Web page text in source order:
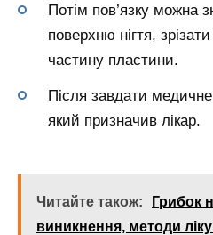
Потім пов’язку можна
поверхню нігтя,
частину пластини.
Після завдати
який призначив лікар.
Читайте також:
Грибок
виникнення, методи